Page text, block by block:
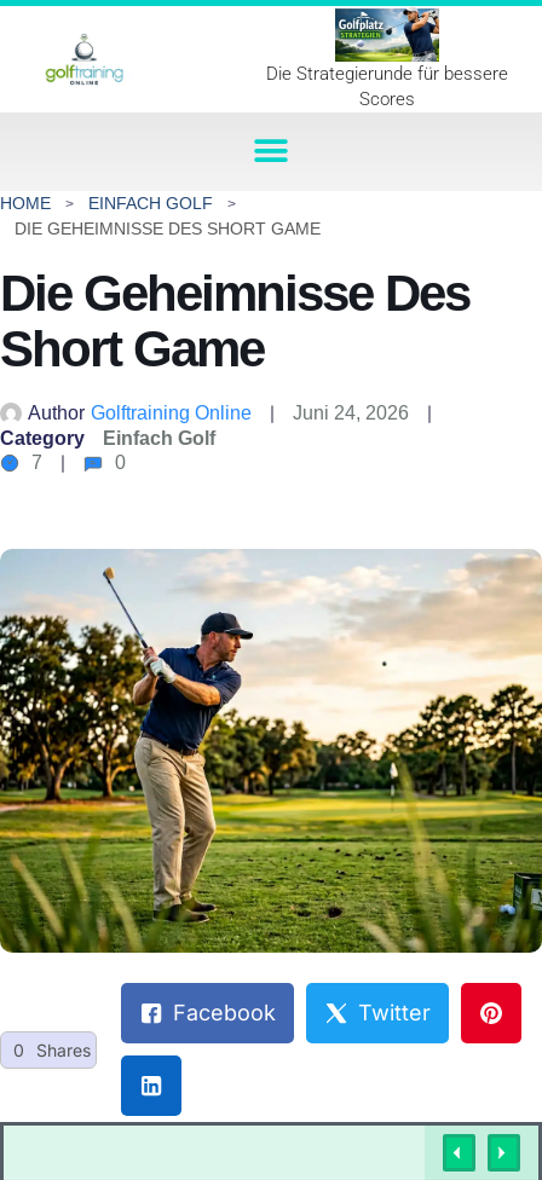
Die Strategierunde für bessere
Scores
HOME
EINFACH GOLF
DIE GEHEIMNISSE DES SHORT GAME
Die Geheimnisse Des
Short Game
Author Golftraining Online
Juni 24, 2026
Category
Einfach Golf
7
0
0 Shares
Facebook Twitter